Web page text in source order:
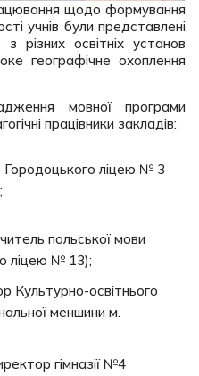
щодо формування
учнів були представлені
різних освітніх установ
географічне охоплення
мовної програми
працівники закладів:
ліцею № 3
польської мови
ліцею № 13);
Культурно-освітнього
меншини м.
гімназії №4